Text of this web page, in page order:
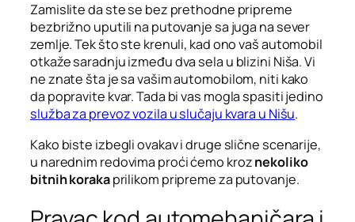
Zamislite da ste se bez prethodne pripreme
bezbrižno uputili na putovanje sa juga na sever
zemlje. Tek što ste krenuli, kad ono vaš automobil
otkaže saradnju između dva sela u blizini Niša. Vi
ne znate šta je sa vašim automobilom, niti kako
da popravite kvar. Tada bi vas mogla spasiti jedino
služba za prevoz vozila u slučaju kvara u Nišu.
Kako biste izbegli ovakav i druge slične scenarije,
u narednim redovima proći ćemo kroznekoliko
bitnih korakaprilikom pripreme za putovanje.